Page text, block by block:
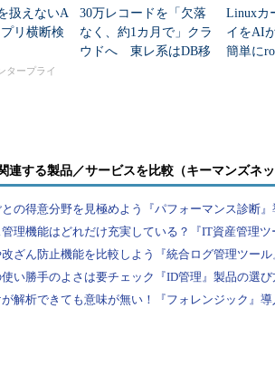
るアーカイブ処理が可能となります。
コマンドは、-bオプションで
タファイルとトランザクションログファ
タベース関連ファイルがリストア可能
ド例では、バックアップ先ディレクト
ックエンドデータベースディレクトリに
ションログファイル1つに加えて、-Dオ
ファイルまでもが複製されていること
/tmp/hotbackup/
扱えないA
リ横断検
タープライ
30万レコードを「欠落
なく、約1カ月で」クラ
ウドへ 東レ系はDB移
Linuxカ
イをAI
簡単に
連する製品／サービスを比較（キーマンズネッ
の得意分野を見極めよう『パフォーマンス診断』
理機能はどれだけ充実している？『IT資産管理ツ
ざん防止機能を比較しよう『統合ログ管理ツール
い勝手のよさは要チェック『ID管理』製品の選び
解析できても意味が無い！『フォレンジック』導